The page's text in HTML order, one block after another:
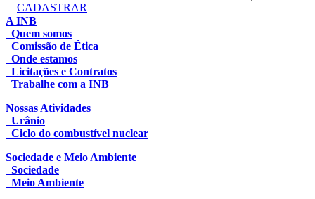
CADASTRAR
A INB
Quem somos
Comissão de Ética
Onde estamos
Licitações e Contratos
Trabalhe com a INB
Nossas Atividades
Urânio
Ciclo do combustível nuclear
Sociedade e Meio Ambiente
Sociedade
Meio Ambiente